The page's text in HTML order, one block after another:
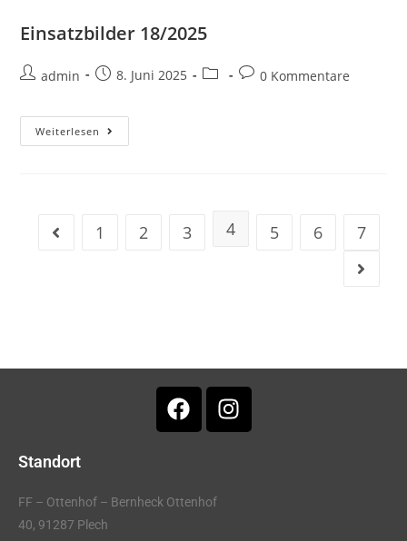
Einsatzbilder 18/2025
admin 8. Juni 2025 0 Kommentare
Weiterlesen
1 2 3 4 5 6 7
Standort
FF – Ottenhof – Bernheck Ottenhof
40, 91287 Plech